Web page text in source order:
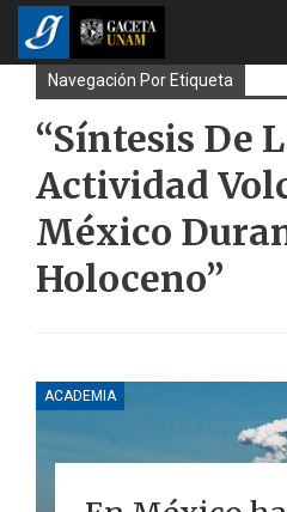
Navegación Por Etiqueta
“Síntesis De
Actividad
México
Holoceno”
ACADEMIA